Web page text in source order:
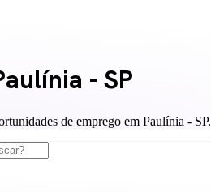
- SP
de emprego em Paulínia - SP.